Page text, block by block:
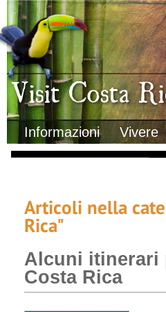
Visit Costa Rica
Informazioni Vivere
Clima
Geografia
Informazioni Geografiche
Letteratura e cultura
Gastronomia
Lo sapevi che
Musica
Natura
Storia
Trasporti Interni
Articoli nella
Rica"
Alcuni itinerari
Costa Rica